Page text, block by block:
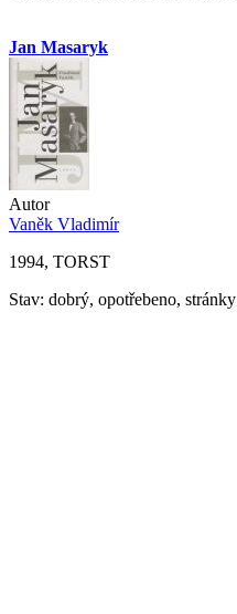
Jan Masaryk
Autor
Vaněk Vladimír
1994, TORST
Stav: dobrý, opotřebeno,